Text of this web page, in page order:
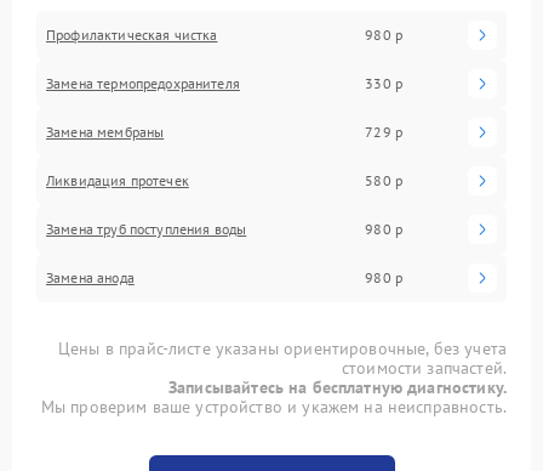
Профилактическая чистка 980 р
Замена термопредохранителя 330 р
Замена мембраны 729 р
Ликвидация протечек 580 р
Замена труб поступления воды 980 р
Замена анода 980 р
Цены в прайс-листе указаны ориентировочные, без учета
стоимости запчастей.
Записывайтесь на бесплатную диагностику.
Мы проверим ваше устройство и укажем на неисправность.